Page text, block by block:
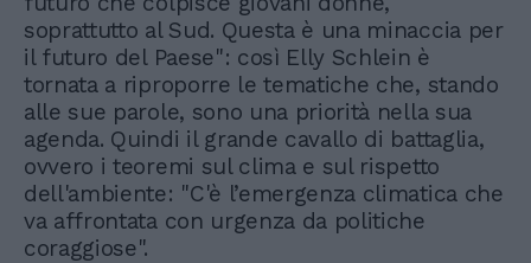
soprattutto al Sud. Questa è una minaccia per
il futuro del Paese": così Elly Schlein è
tornata a riproporre le tematiche che, stando
alle sue parole, sono una priorità nella sua
agenda. Quindi il grande cavallo di battaglia,
ovvero i teoremi sul clima e sul rispetto
dell'ambiente: "C'è l’emergenza climatica che
va affrontata con urgenza da politiche
coraggiose".